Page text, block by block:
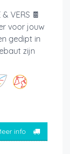
& VERS 🍫
voor jouw
gedipt in
zijn
info